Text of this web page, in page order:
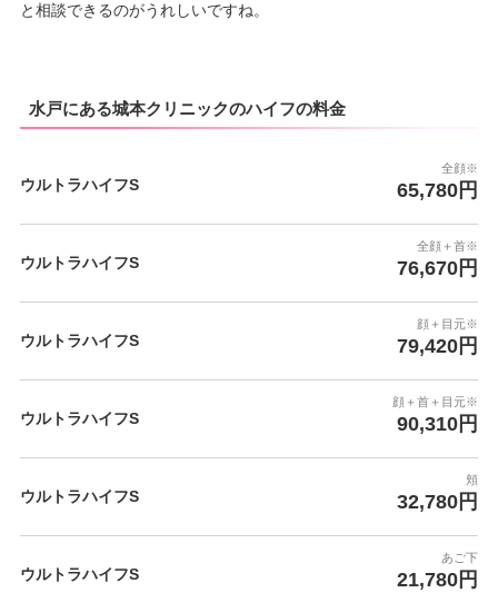
と相談できるのがうれしいですね。
水戸にある城本クリニックのハイフの料金
ウルトラハイフS
全顔※
65,780円
ウルトラハイフS
全顔＋首※
76,670円
ウルトラハイフS
顔＋目元※
79,420円
ウルトラハイフS
顔＋首＋目元※
90,310円
ウルトラハイフS
頬
32,780円
ウルトラハイフS
あご下
21,780円